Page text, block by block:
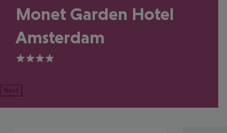
Monet Garden Hotel
Amsterdam
4
Next